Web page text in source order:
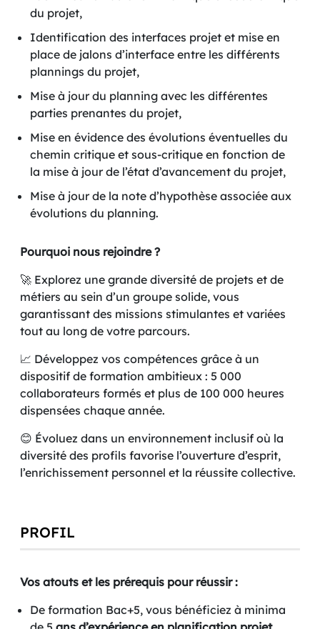
du projet,
Identification des interfaces projet et mise en
place de jalons d’interface entre les différents
plannings du projet,
Mise à jour du planning avec les différentes
parties prenantes du projet,
Mise en évidence des évolutions éventuelles du
chemin critique et sous-critique en fonction de
la mise à jour de l’état d’avancement du projet,
Mise à jour de la note d’hypothèse associée aux
évolutions du planning.
Pourquoi nous rejoindre ?
🚀 Explorez une grande diversité de projets et de
métiers au sein d’un groupe solide, vous
garantissant des missions stimulantes et variées
tout au long de votre parcours.
📈 Développez vos compétences grâce à un
dispositif de formation ambitieux : 5 000
collaborateurs formés et plus de 100 000 heures
dispensées chaque année.
😊 Évoluez dans un environnement inclusif où la
diversité des profils favorise l’ouverture d’esprit,
l’enrichissement personnel et la réussite collective.
PROFIL
Vos atouts et les prérequis pour réussir :
De formation Bac+5, vous bénéficiez à minima